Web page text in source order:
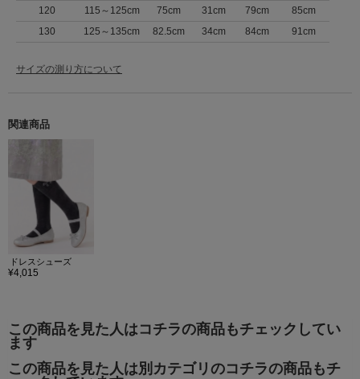
120
115～125cm 75cm 31cm 79cm
85cm
130
125～135cm 82.5cm 34cm 84cm 91cm
サイズの測り方について
関連商品
ドレスシューズ
¥4,015
この商品を見た人はコチラの商品もチェックしてい
ます
この商品を見た人は別カテゴリのコチラの商品もチ